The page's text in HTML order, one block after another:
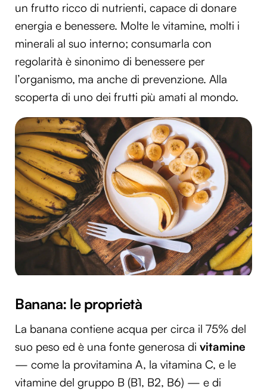
un frutto ricco di nutrienti, capace di donare
energia e benessere. Molte le vitamine, molti i
minerali al suo interno; consumarla con
regolarità è sinonimo di benessere per
l’organismo, ma anche di prevenzione. Alla
scoperta di uno dei frutti più amati al mondo.
Banana: le proprietà
La banana contiene acqua per circa il 75% del
suo peso ed è una fonte generosa di vitamine
— come la provitamina A, la vitamina C, e le
vitamine del gruppo B (B1, B2, B6) — e di